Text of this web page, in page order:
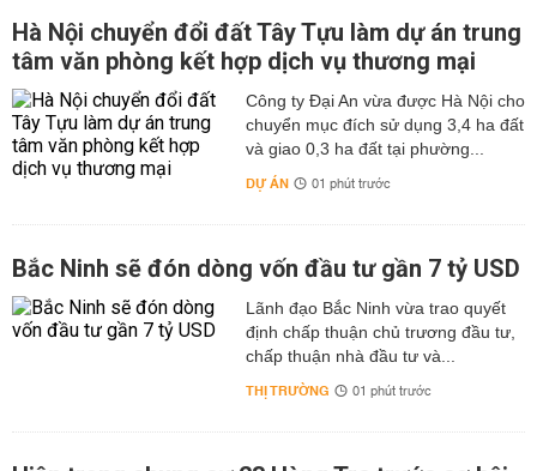
Hà Nội chuyển đổi đất Tây Tựu làm dự án trung
tâm văn phòng kết hợp dịch vụ thương mại
Công ty Đại An vừa được Hà Nội cho
chuyển mục đích sử dụng 3,4 ha đất
và giao 0,3 ha đất tại phường...
DỰ ÁN 01 phút trước
Bắc Ninh sẽ đón dòng vốn đầu tư gần 7 tỷ USD
Lãnh đạo Bắc Ninh vừa trao quyết
định chấp thuận chủ trương đầu tư,
chấp thuận nhà đầu tư và...
THỊ TRƯỜNG 01 phút trước